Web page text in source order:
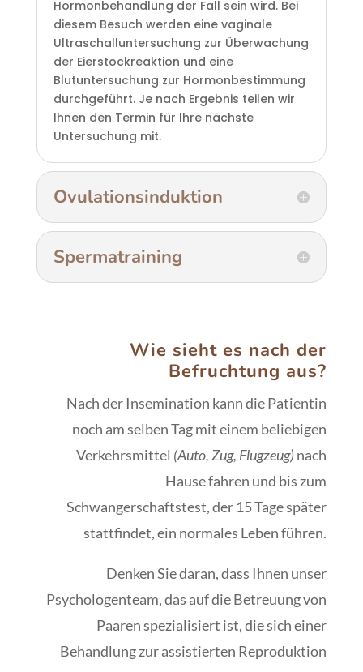
Hormonbehandlung der Fall sein wird. Bei
diesem Besuch werden eine vaginale
Ultraschalluntersuchung zur Überwachung
der Eierstockreaktion und eine
Blutuntersuchung zur Hormonbestimmung
durchgeführt. Je nach Ergebnis teilen wir
Ihnen den Termin für Ihre nächste
Untersuchung mit.
Ovulationsinduktion
Spermatraining
Wie sieht es nach der
Befruchtung aus?
Nach der Insemination kann die Patientin
noch am selben Tag mit einem beliebigen
Verkehrsmittel (Auto, Zug, Flugzeug)nach
Hause fahren und bis zum
Schwangerschaftstest, der 15 Tage später
stattfindet, ein normales Leben führen.
Denken Sie daran, dass Ihnen unser
Psychologenteam, das auf die Betreuung von
Paaren spezialisiert ist, die sich einer
Behandlung zur assistierten Reproduktion